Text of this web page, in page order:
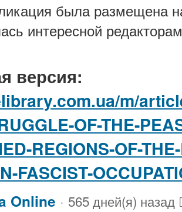
была размещена
интересной
версия:
m/
OF-THE-
REGIONS-OF-
FASCIST-
Online · 565 дней(я) назад